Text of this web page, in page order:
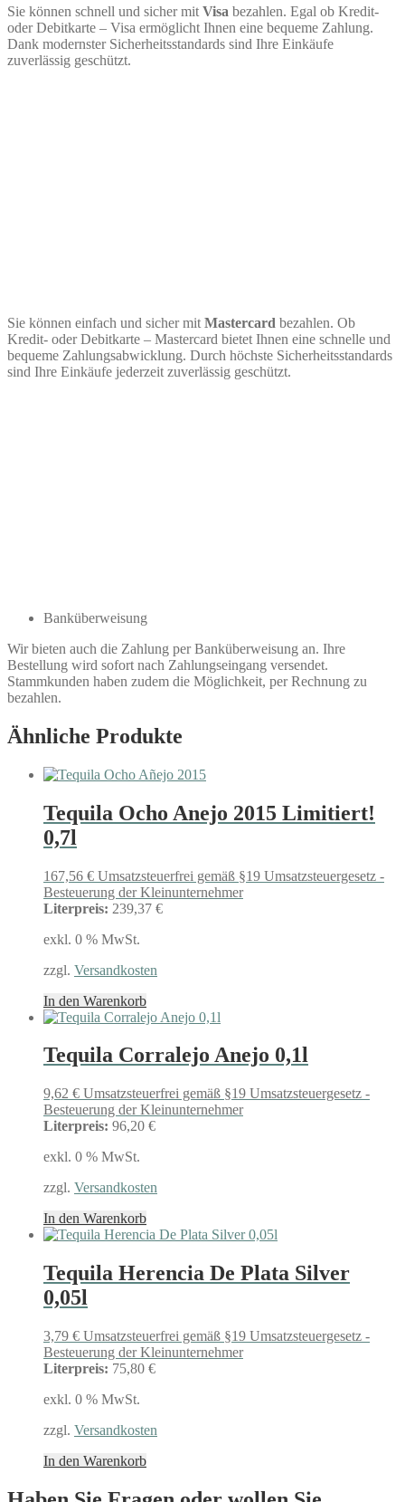
Sie können schnell und sicher mit Visa bezahlen. Egal ob Kredit-
oder Debitkarte – Visa ermöglicht Ihnen eine bequeme Zahlung.
Dank modernster Sicherheitsstandards sind Ihre Einkäufe
zuverlässig geschützt.
Sie können einfach und sicher mit Mastercard bezahlen. Ob
Kredit- oder Debitkarte – Mastercard bietet Ihnen eine schnelle und
bequeme Zahlungsabwicklung. Durch höchste Sicherheitsstandards
sind Ihre Einkäufe jederzeit zuverlässig geschützt.
Banküberweisung
Wir bieten auch die Zahlung per Banküberweisung an. Ihre
Bestellung wird sofort nach Zahlungseingang versendet.
Stammkunden haben zudem die Möglichkeit, per Rechnung zu
bezahlen.
Ähnliche Produkte
Tequila Ocho Anejo 2015 Limitiert!
0,7l
167,56 € Umsatzsteuerfrei gemäß §19 Umsatzsteuergesetz -
Besteuerung der Kleinunternehmer
Literpreis: 239,37 €
exkl. 0 % MwSt.
zzgl. Versandkosten
In den Warenkorb
Tequila Corralejo Anejo 0,1l
9,62 € Umsatzsteuerfrei gemäß §19 Umsatzsteuergesetz -
Besteuerung der Kleinunternehmer
Literpreis: 96,20 €
exkl. 0 % MwSt.
zzgl. Versandkosten
In den Warenkorb
Tequila Herencia De Plata Silver
0,05l
3,79 € Umsatzsteuerfrei gemäß §19 Umsatzsteuergesetz -
Besteuerung der Kleinunternehmer
Literpreis: 75,80 €
exkl. 0 % MwSt.
zzgl. Versandkosten
In den Warenkorb